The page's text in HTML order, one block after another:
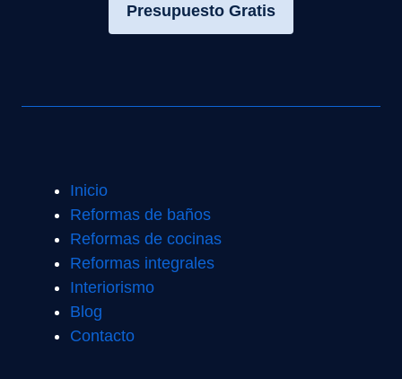
Presupuesto Gratis
Inicio
Reformas de baños
Reformas de cocinas
Reformas integrales
Interiorismo
Blog
Contacto